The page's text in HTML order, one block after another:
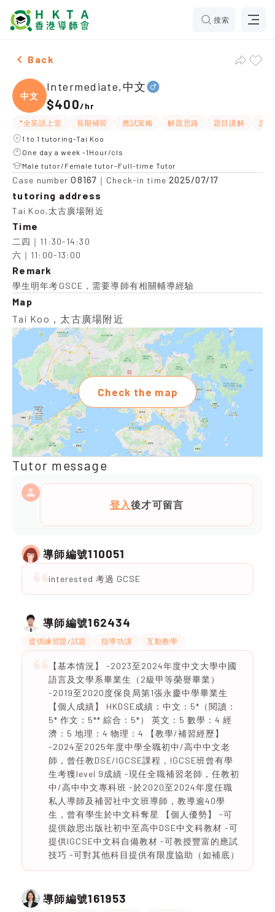
搜索
Male Intermediate,中文，Tai Koo Tuition
Back
中文
Intermediate,中文
$400/hr
*全英語上堂 長期補習 應試策略 解題思路 題目講解
課
1 to 1 tutoring-Tai Koo
One day a week -1Hour/cls
Male tutor/Female tutor-Full-time Tutor
Case numberO8167 ｜Check-in time 2025/07/17
tutoring address
Tai Koo,太古廣場附近
Time
二四｜11:30-14:30
六｜11:00-13:00
Remark
學生明年考GSCE，需要導師有相關輔導經驗
Map
Tai Koo，太古廣場附近
Check the map
Tutor message
登入後才可留言
導師編號110051
interested 考過 GCSE
導師編號162434
提供練習題/試題 指導功課 互動教學
【基本情況】 -2023至2024年度中文大學中國
語言及文學系畢業生（2級甲等榮譽畢業）
-2019至2020度保良局第1張永慶中學畢業生
【個人成績】 HKDSE成績：中文：5*（閱讀：
5* 作文：5** 綜合：5*） 英文：5 數學：4 經
濟：5 地理：4 物理：4 【教學/補習經歷】
-2024至2025年度中學全職初中/高中中文老
師，曾任教DSE/IGCSE課程，IGCSE班曾有學
生考獲level 9成績 -現任全職補習老師，任教初
中/高中中文專科班 -於2020至2024年度任職
私人導師及補習社中文班導師，教導逾40學
生，曾有學生於中文科奪星 【個人優勢】 -可
提供啟思出版社初中至高中DSE中文科教材 -可
提供IGCSE中文科自備教材 -可教授豐富的應試
技巧 -可對其他科目提供有限度協助（如補底）
導師編號161953